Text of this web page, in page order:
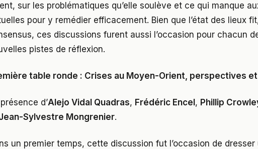
sur les problématiques qu’elle soulève et ce qui manque
pour y remédier efficacement. Bien que l’état des lieux
ces discussions furent aussi l’occasion pour chacun
pistes de réflexion.
table ronde : Crises au Moyen-Orient, perspectives
d’Alejo Vidal Quadras, Frédéric Encel , Phillip
Sylvestre Mongrenier.
un premier temps, cette discussion fut l’occasion de